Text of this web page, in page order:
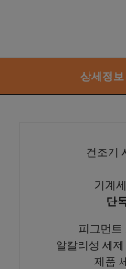
상세정보
건조기
기계
단
피그먼트
알칼리성 세
제품